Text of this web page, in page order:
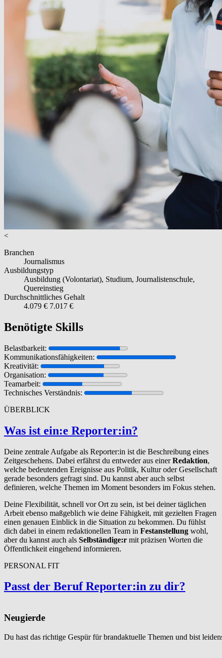
<
Branchen
Journalismus
Ausbildungstyp
Ausbildung (Volontariat), Studium, Journalistenschule,
Quereinstieg
Durchschnittliches Gehalt
4.079 € 7.017 €
Benötigte Skills
Belastbarkeit:
Kommunikationsfähigkeiten:
Kreativität:
Organisation:
Teamarbeit:
Technisches Verständnis:
ÜBERBLICK
Was ist ein:e Reporter:in?
Deine zentrale Aufgabe als Reporter:in ist die Beschreibung eines
Zeitgeschehens. Dabei erfährst du entweder aus einerRedaktion,
welche bedeutenden Ereignisse aus Politik, Kultur oder Gesellschaft
gerade besonders gefragt sind. Du kannst aber auch selbst
definieren, welche Themen im Moment besonders im Fokus stehen.
Deine Flexibilität, schnell vor Ort zu sein, ist bei deiner täglichen
Arbeit ebenso maßgeblich wie deine Fähigkeit, mit gezielten Fragen
einen genauen Einblick in die Situation zu bekommen. Du fühlst
dich dabei in einem redaktionellen Team in Festanstellung wohl,
aber du kannst auch als Selbständige:r mit präzisen Worten die
Öffentlichkeit eingehend informieren.
PERSONAL FIT
Passt der Beruf Reporter:in zu dir?
Neugierde
Du hast das richtige Gespür für brandaktuelle Themen und bist